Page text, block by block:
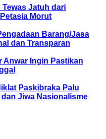
Tewas Jatuh dari
Morut
Barang/Jasa
dan Transparan
Anwar Ingin Pastikan
Paskibraka Palu
Jiwa Nasionalisme